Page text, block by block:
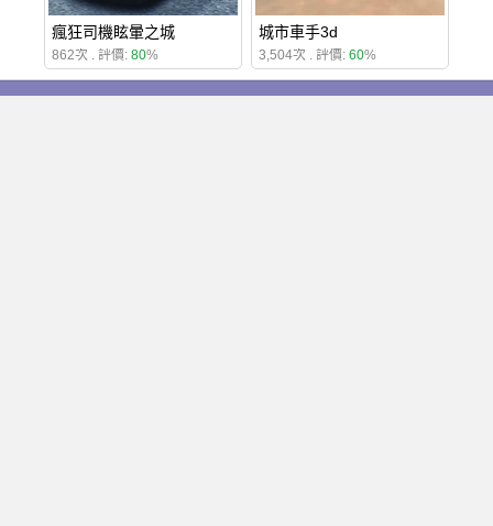
瘋狂司機眩暈之城
862次 . 評價: 80%
城市車手3d
3,504次 . 評價: 60%